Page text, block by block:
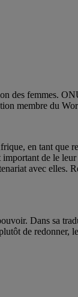
des femmes.
membre du
en tant que
de le
avec elles.
Dans sa
de